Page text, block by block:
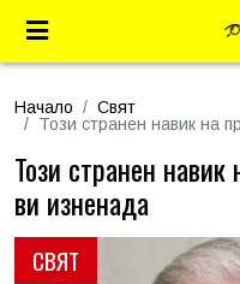
Начало
Свят
Този странен навик на
СВЯТ
Този странен
ви изненада